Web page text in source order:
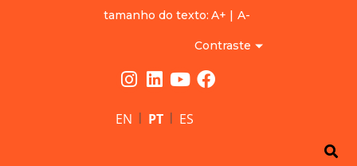
tamanho do texto: A+ | A-
Contraste
EN | PT | ES